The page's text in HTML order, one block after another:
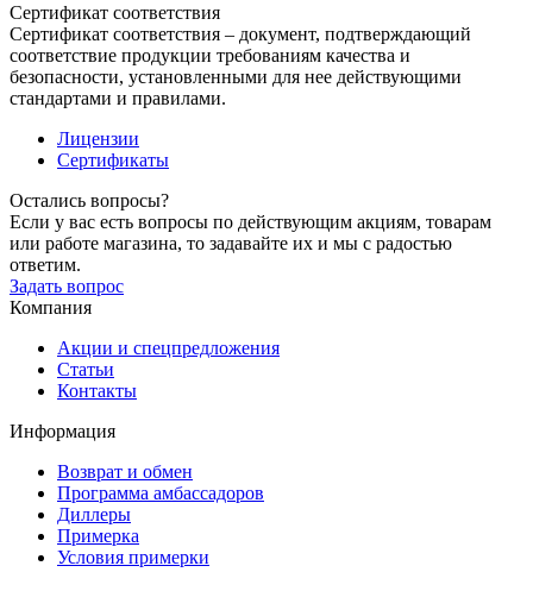
Сертификат соответствия
Сертификат соответствия – документ, подтверждающий
соответствие продукции требованиям качества и
безопасности, установленными для нее действующими
стандартами и правилами.
Лицензии
Сертификаты
Остались вопросы?
Если у вас есть вопросы по действующим акциям, товарам
или работе магазина, то задавайте их и мы с радостью
ответим.
Задать вопрос
Компания
Акции и спецпредложения
Статьи
Контакты
Информация
Возврат и обмен
Программа амбассадоров
Диллеры
Примерка
Условия примерки